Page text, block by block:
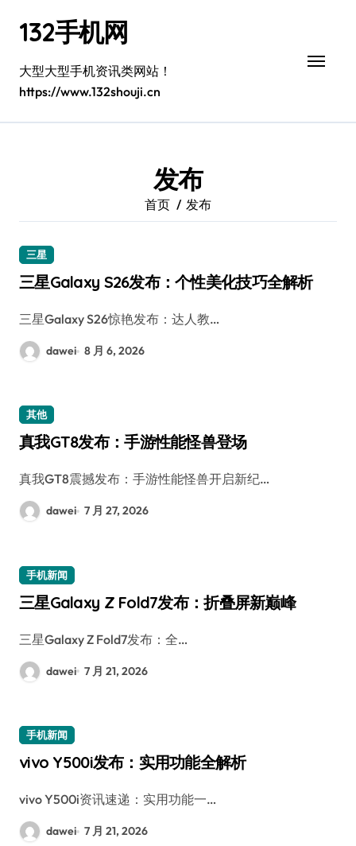
132手机网
大型大型手机资讯类网站！
https://www.132shouji.cn
发布
首页 发布
三星
三星Galaxy S26发布：个性美化技巧全解析
三星Galaxy S26惊艳发布：达人教…
dawei 8 月 6, 2026
其他
真我GT8发布：手游性能怪兽登场
真我GT8震撼发布：手游性能怪兽开启新纪…
dawei 7 月 27, 2026
手机新闻
三星Galaxy Z Fold7发布：折叠屏新巅峰
三星Galaxy Z Fold7发布：全…
dawei 7 月 21, 2026
手机新闻
vivo Y500i发布：实用功能全解析
vivo Y500i资讯速递：实用功能一…
dawei 7 月 21, 2026